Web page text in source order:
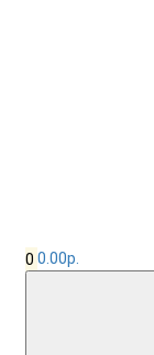
0 0.00р.